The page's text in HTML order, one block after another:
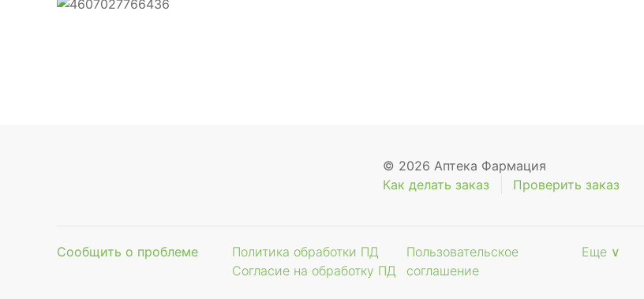
© 2026 Аптека Фармация
Как делать заказ
Проверить заказ
Сообщить о проблеме
Политика обработки ПД
Согласие на обработку ПД
Пользовательское
соглашение
Еще ∨